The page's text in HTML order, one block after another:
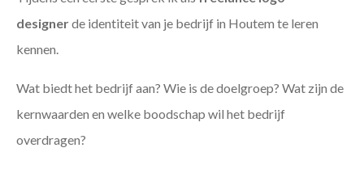
designerde identiteit van je bedrijf in Houtem te leren
kennen.
Wat biedt het bedrijf aan? Wie is de doelgroep? Wat zijn de
kernwaarden en welke boodschap wil het bedrijf
overdragen?